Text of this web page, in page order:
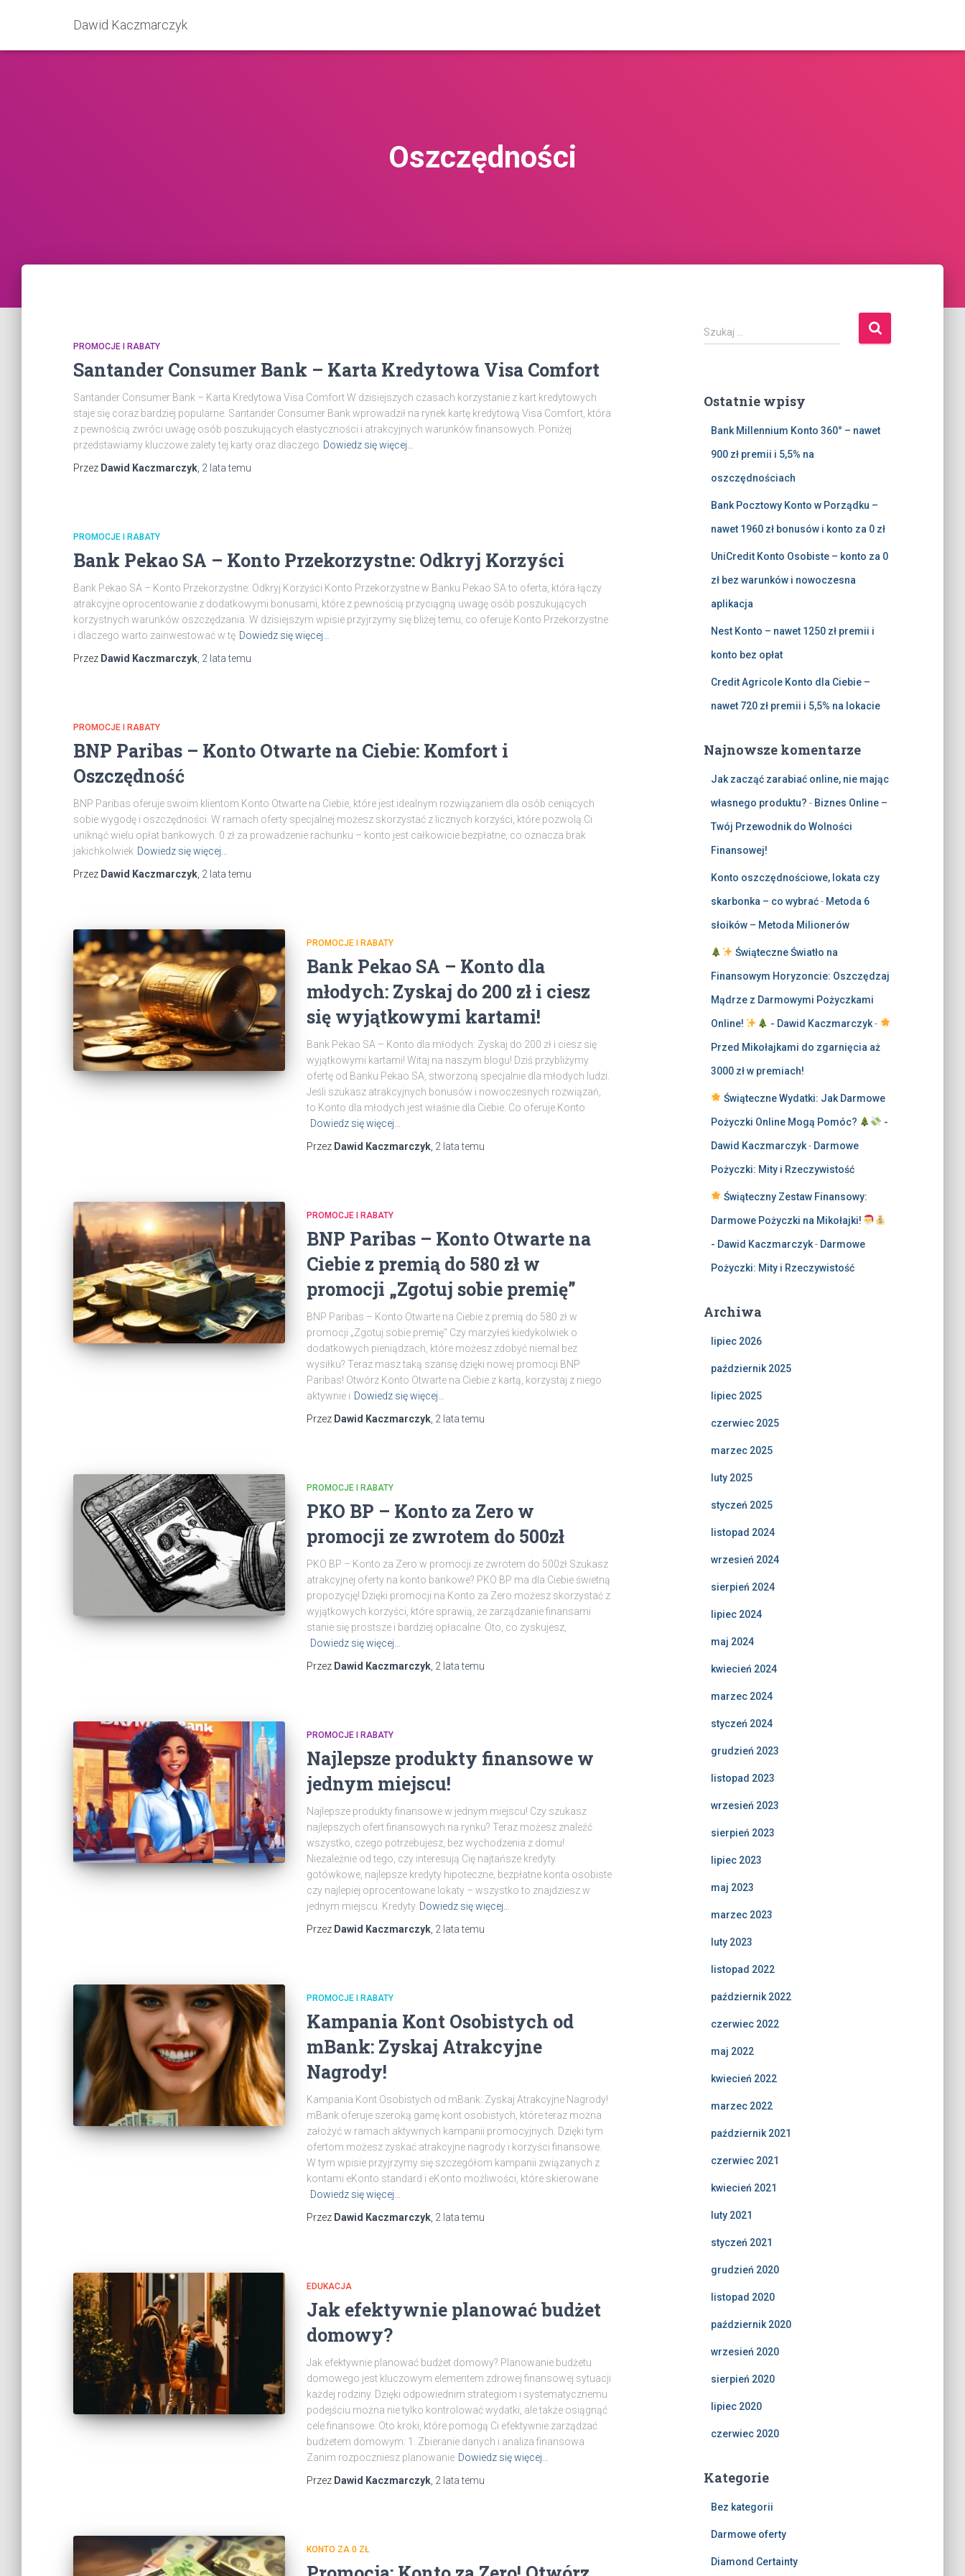
Dawid Kaczmarczyk
Oszczędności
PROMOCJE I RABATY
Santander Consumer Bank – Karta Kredytowa Visa Comfort
Santander Consumer Bank – Karta Kredytowa Visa Comfort W dzisiejszych czasach korzystanie z kart kredytowych
staje się coraz bardziej popularne. Santander Consumer Bank wprowadził na rynek kartę kredytową Visa Comfort, która
z pewnością zwróci uwagę osób poszukujących elastyczności i atrakcyjnych warunków finansowych. Poniżej
przedstawiamy kluczowe zalety tej karty oraz dlaczego Dowiedz się więcej…
Przez Dawid Kaczmarczyk 2 latatemu
PROMOCJE I RABATY
Bank Pekao SA – Konto Przekorzystne: Odkryj Korzyści
Bank Pekao SA – Konto Przekorzystne: Odkryj Korzyści Konto Przekorzystne w Banku Pekao SA to oferta, która łączy
atrakcyjne oprocentowanie z dodatkowymi bonusami, które z pewnością przyciągną uwagę osób poszukujących
korzystnych warunków oszczędzania. W dzisiejszym wpisie przyjrzymy się bliżej temu, co oferuje Konto Przekorzystne
i dlaczego warto zainwestować w tę Dowiedz się więcej…
Przez Dawid Kaczmarczyk 2 latatemu
PROMOCJE I RABATY
BNP Paribas – Konto Otwarte na Ciebie: Komfort i
Oszczędność
BNP Paribas oferuje swoim klientom Konto Otwarte na Ciebie, które jest idealnym rozwiązaniem dla osób ceniących
sobie wygodę i oszczędności. W ramach oferty specjalnej możesz skorzystać z licznych korzyści, które pozwolą Ci
uniknąć wielu opłat bankowych. 0 zł za prowadzenie rachunku – konto jest całkowicie bezpłatne, co oznacza brak
jakichkolwiek Dowiedz się więcej…
Przez Dawid Kaczmarczyk 2 latatemu
PROMOCJE I RABATY
Bank Pekao SA – Konto dla
młodych: Zyskaj do 200 zł i ciesz
się wyjątkowymi kartami!
Bank Pekao SA – Konto dla młodych: Zyskaj do 200 zł i ciesz się
wyjątkowymi kartami! Witaj na naszym blogu! Dziś przybliżymy
ofertę od Banku Pekao SA, stworzoną specjalnie dla młodych ludzi.
Jeśli szukasz atrakcyjnych bonusów i nowoczesnych rozwiązań,
to Konto dla młodych jest właśnie dla Ciebie. Co oferuje Konto
Dowiedz się więcej…
Przez Dawid Kaczmarczyk 2 latatemu
PROMOCJE I RABATY
BNP Paribas – Konto Otwarte na
Ciebie z premią do 580 zł w
promocji „Zgotuj sobie premię”
BNP Paribas – Konto Otwarte na Ciebie z premią do 580 zł w
promocji „Zgotuj sobie premię” Czy marzyłeś kiedykolwiek o
dodatkowych pieniądzach, które możesz zdobyć niemal bez
wysiłku? Teraz masz taką szansę dzięki nowej promocji BNP
Paribas! Otwórz Konto Otwarte na Ciebie z kartą, korzystaj z niego
aktywnie i Dowiedz się więcej…
Przez Dawid Kaczmarczyk 2 latatemu
PROMOCJE I RABATY
PKO BP – Konto za Zero w
promocji ze zwrotem do 500zł
PKO BP – Konto za Zero w promocji ze zwrotem do 500zł Szukasz
atrakcyjnej oferty na konto bankowe? PKO BP ma dla Ciebie świetną
propozycję! Dzięki promocji na Konto za Zero możesz skorzystać z
wyjątkowych korzyści, które sprawią, że zarządzanie finansami
stanie się prostsze i bardziej opłacalne. Oto, co zyskujesz,
Dowiedz się więcej…
Przez Dawid Kaczmarczyk 2 latatemu
PROMOCJE I RABATY
Najlepsze produkty finansowe w
jednym miejscu!
Najlepsze produkty finansowe w jednym miejscu! Czy szukasz
najlepszych ofert finansowych na rynku? Teraz możesz znaleźć
wszystko, czego potrzebujesz, bez wychodzenia z domu!
Niezależnie od tego, czy interesują Cię najtańsze kredyty
gotówkowe, najlepsze kredyty hipoteczne, bezpłatne konta osobiste
czy najlepiej oprocentowane lokaty – wszystko to znajdziesz w
jednym miejscu. Kredyty Dowiedz się więcej…
Przez Dawid Kaczmarczyk 2 latatemu
PROMOCJE I RABATY
Kampania Kont Osobistych od
mBank: Zyskaj Atrakcyjne
Nagrody!
Kampania Kont Osobistych od mBank: Zyskaj Atrakcyjne Nagrody!
mBank oferuje szeroką gamę kont osobistych, które teraz można
założyć w ramach aktywnych kampanii promocyjnych. Dzięki tym
ofertom możesz zyskać atrakcyjne nagrody i korzyści finansowe.
W tym wpisie przyjrzymy się szczegółom kampanii związanych z
kontami eKonto standard i eKonto możliwości, które skierowane
Dowiedz się więcej…
Przez Dawid Kaczmarczyk 2 latatemu
EDUKACJA
Jak efektywnie planować budżet
domowy?
Jak efektywnie planować budżet domowy? Planowanie budżetu
domowego jest kluczowym elementem zdrowej finansowej sytuacji
każdej rodziny. Dzięki odpowiednim strategiom i systematycznemu
podejściu można nie tylko kontrolować wydatki, ale także osiągnąć
cele finansowe. Oto kroki, które pomogą Ci efektywnie zarządzać
budżetem domowym: 1. Zbieranie danych i analiza finansowa
Zanim rozpoczniesz planowanie Dowiedz się więcej…
Przez Dawid Kaczmarczyk 2 latatemu
KONTO ZA 0 ZŁ
S
z
j
Szukaj …
Ostatnie wpisy
Bank Millennium Konto 360° – nawet
900 zł premii i 5,5% na
oszczędnościach
Bank Pocztowy Konto w Porządku –
nawet 1960 zł bonusów i konto za 0 zł
UniCredit Konto Osobiste – konto za 0
zł bez warunków i nowoczesna
aplikacja
Nest Konto – nawet 1250 zł premii i
konto bez opłat
Credit Agricole Konto dla Ciebie –
nawet 720 zł premii i 5,5% na lokacie
Najnowsze komentarze
Jak zacząć zarabiać online, nie mając
własnego produktu? - Biznes Online –
Twój Przewodnik do Wolności
Finansowej!
Konto oszczędnościowe, lokata czy
skarbonka – co wybrać- Metoda 6
słoików – Metoda Milionerów
Świąteczne Światło na
Finansowym Horyzoncie: Oszczędzaj
Mądrze z Darmowymi Pożyczkami
Online! - Dawid Kaczmarczyk-
Przed Mikołajkami do zgarnięcia aż
3000 zł w premiach!
Świąteczne Wydatki: Jak Darmowe
Pożyczki Online Mogą Pomóc? -
Dawid Kaczmarczyk- Darmowe
Pożyczki: Mity i Rzeczywistość
Świąteczny Zestaw Finansowy:
Darmowe Pożyczki na Mikołajki!
- Dawid Kaczmarczyk- Darmowe
Pożyczki: Mity i Rzeczywistość
Archiwa
lipiec 2026
październik 2025
lipiec 2025
czerwiec 2025
marzec 2025
luty 2025
styczeń 2025
listopad 2024
wrzesień 2024
sierpień 2024
lipiec 2024
maj 2024
kwiecień 2024
marzec 2024
styczeń 2024
grudzień 2023
listopad 2023
wrzesień 2023
sierpień 2023
lipiec 2023
maj 2023
marzec 2023
luty 2023
listopad 2022
październik 2022
czerwiec 2022
maj 2022
kwiecień 2022
marzec 2022
październik 2021
czerwiec 2021
kwiecień 2021
luty 2021
styczeń 2021
grudzień 2020
listopad 2020
październik 2020
wrzesień 2020
sierpień 2020
lipiec 2020
czerwiec 2020
Kategorie
Bez kategorii
Darmowe oferty
Diamond Certainty